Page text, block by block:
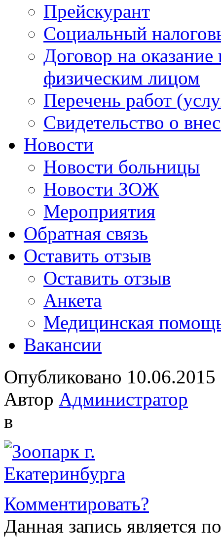
Прейскурант
Социальный
Договор на
физическим лицом
Перечень работ
Свидетельство о
Новости
Новости больницы
Новости ЗОЖ
Мероприятия
Обратная связь
Оставить отзыв
Оставить отзыв
Анкета
Медицинская
Вакансии
Опубликовано 10.06.2015
Автор Администратор
в
Комментировать?
Данная запись является